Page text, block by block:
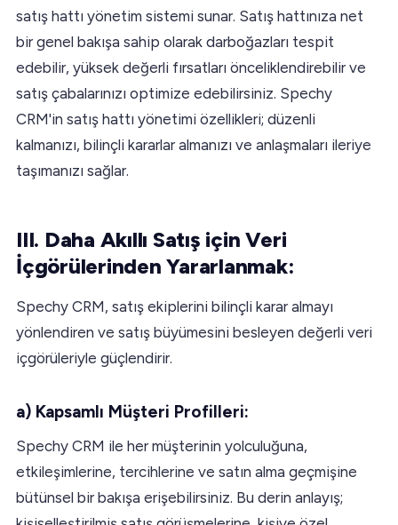
satış hattı yönetim sistemi sunar. Satış hattınıza net
bir genel bakışa sahip olarak darboğazları tespit
edebilir, yüksek değerli fırsatları önceliklendirebilir ve
satış çabalarınızı optimize edebilirsiniz. Spechy
CRM'in satış hattı yönetimi özellikleri; düzenli
kalmanızı, bilinçli kararlar almanızı ve anlaşmaları ileriye
taşımanızı sağlar.
III. Daha Akıllı Satış için Veri
İçgörülerinden Yararlanmak:
Spechy CRM, satış ekiplerini bilinçli karar almayı
yönlendiren ve satış büyümesini besleyen değerli veri
içgörüleriyle güçlendirir.
a) Kapsamlı Müşteri Profilleri:
Spechy CRM ile her müşterinin yolculuğuna,
etkileşimlerine, tercihlerine ve satın alma geçmişine
bütünsel bir bakışa erişebilirsiniz. Bu derin anlayış;